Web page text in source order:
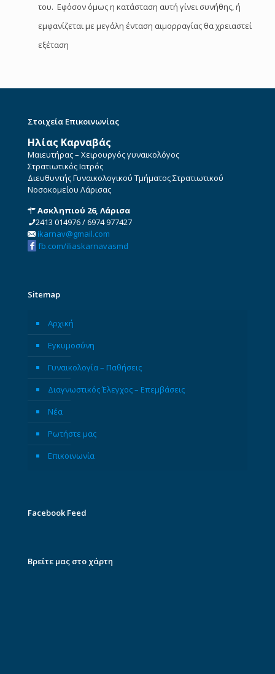
του. Εφόσον όμως η κατάσταση αυτή γίνει συνήθης, ή
εμφανίζεται με μεγάλη ένταση αιμορραγίας θα χρειαστεί
εξέταση
Στοιχεία Επικοινωνίας
Ηλίας Καρναβάς
Μαιευτήρας – Χειρουργός γυναικολόγος
Στρατιωτικός Ιατρός
Διευθυντής Γυναικολογικού Τμήματος Στρατιωτικού
Νοσοκομείου Λάρισας
Ασκληπιού 26, Λάρισα
2413 014976/6974 977427
ikarnav@gmail.com
fb.com/iliaskarnavasmd
Sitemap
Αρχική
Εγκυμοσύνη
Γυναικολογία – Παθήσεις
Διαγνωστικός Έλεγχος – Επεμβάσεις
Νέα
Ρωτήστε μας
Επικοινωνία
Facebook Feed
Βρείτε μας στο χάρτη